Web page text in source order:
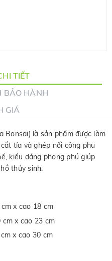
TIẾT
BẢO HÀNH
GIÁ
Bonsai) là sản phẩm được làm
tỉa và ghép nối công phu
kiểu dáng phong phú giúp
thủy sinh.
x cao 18 cm
cm x cao 23 cm
x cao 30 cm